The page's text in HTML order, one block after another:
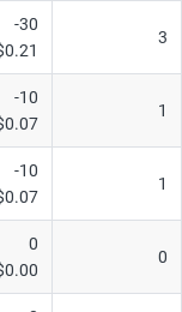
ククローズ・
とメキシコペ
-30
3
-10
1
-10
1
0
0